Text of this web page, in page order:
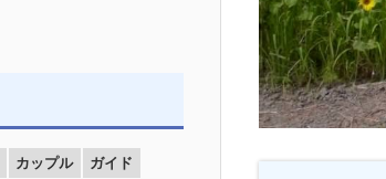
カップル
ガイド